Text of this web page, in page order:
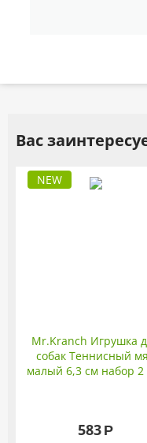
Вас
NEW
Mr.Kranch Игрушка
собак Теннисный
малый 6,3 см набор 2
583 Р